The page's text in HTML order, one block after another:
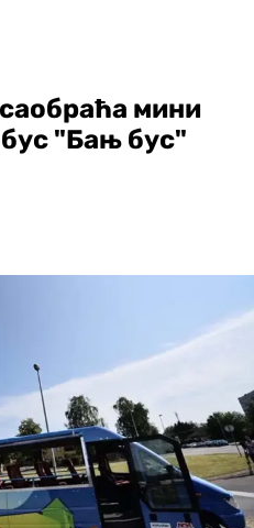
мини
"Бањ бус"